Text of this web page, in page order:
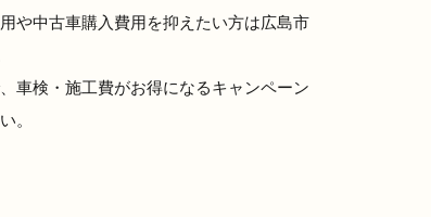
や中古車購入費用を抑えたい方は広島市
車検・施工費がお得になるキャンペーン
。